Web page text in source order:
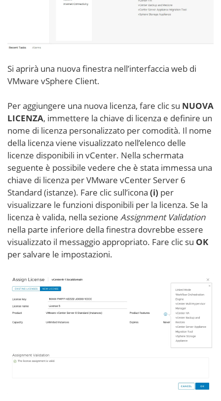
Si aprirà una nuova finestra nell’interfaccia web di
VMware vSphere Client.
Per aggiungere una nuova licenza, fare clic su NUOVA
LICENZA, immettere la chiave di licenza e definire un
nome di licenza personalizzato per comodità. Il nome
della licenza viene visualizzato nell’elenco delle
licenze disponibili in vCenter. Nella schermata
seguente è possibile vedere che è stata immessa una
chiave di licenza per VMware vCenter Server 6
Standard (istanze). Fare clic sull’icona (i) per
visualizzare le funzioni disponibili per la licenza. Se la
licenza è valida, nella sezione Assignment Validation
nella parte inferiore della finestra dovrebbe essere
visualizzato il messaggio appropriato. Fare clic su OK
per salvare le impostazioni.